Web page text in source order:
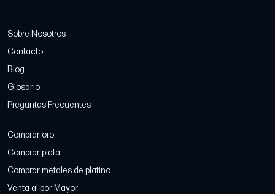
Sobre Nosotros
Contacto
Blog
Glosario
Preguntas Frecuentes
Comprar oro
Comprar plata
Comprar metales de platino
Venta al por Mayor